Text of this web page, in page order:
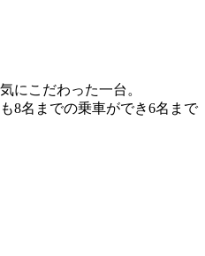
にこだわった一台。
8名までの乗車ができ6名まで